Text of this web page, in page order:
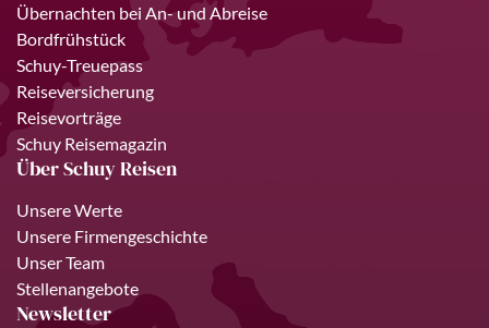
Übernachten bei An- und Abreise
Bordfrühstück
Schuy-Treuepass
Reiseversicherung
Reisevorträge
Schuy Reisemagazin
Über Schuy Reisen
Unsere Werte
Unsere Firmengeschichte
Unser Team
Stellenangebote
Newsletter